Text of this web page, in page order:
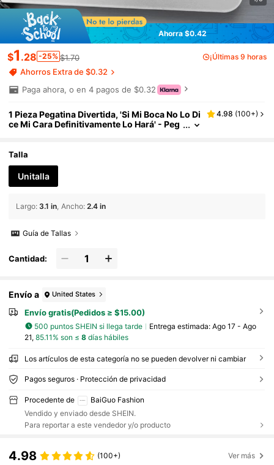
Ahorra $0.42
$1 .28 -25% $1.70 ¡Últimas 9 horas
Ahorros Extra de $0.32
Paga ahora, o en 4 pagos de $0.32
1 Pieza Pegatina Divertida, 'Si Mi Boca No Lo Di
ce Mi Cara Definitivamente Lo Hará' - Peg
co 2.2x3.1 Pulgadas Útiles Escolares de Regre
so a la Escuela
4.98 (100+)
Talla
Unitalla
Largo: 3.1 in Ancho: 2.4 in
Guía de Tallas
Cantidad:
Envío a United States
Envío gratis(Pedidos ≥ $15.00)
500 puntos SHEIN si llega tarde Entrega estimada: Ago 17 - Ago
21, 85.11% son ≤ 8días hábiles
Los artículos de esta categoría no se pueden devolver ni cambiar
Pagos seguros · Protección de privacidad
Procedente de
BaiGuo Fashion
Vendido y enviado desde SHEIN.
Para reportar a este vendedor y/o producto
4.98 (100+) Ver más